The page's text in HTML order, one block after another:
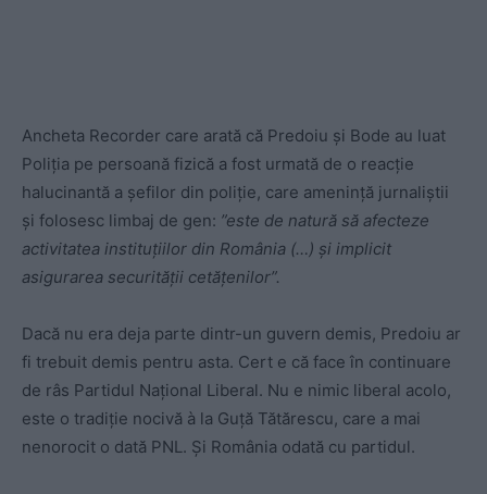
Ancheta Recorder care arată că Predoiu și Bode au luat
Poliția pe persoană fizică a fost urmată de o reacție
halucinantă a șefilor din poliție, care amenință jurnaliștii
și folosesc limbaj de gen: ”este de natură să afecteze
activitatea instituțiilor din România (…) și implicit
asigurarea securității cetățenilor”.
Dacă nu era deja parte dintr-un guvern demis, Predoiu ar
fi trebuit demis pentru asta. Cert e că face în continuare
de râs Partidul Național Liberal. Nu e nimic liberal acolo,
este o tradiție nocivă à la Guță Tătărescu, care a mai
nenorocit o dată PNL. Și România odată cu partidul.